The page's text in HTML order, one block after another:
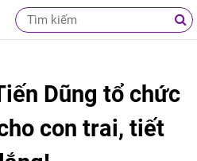
Dũng tổ chức
con trai, tiết